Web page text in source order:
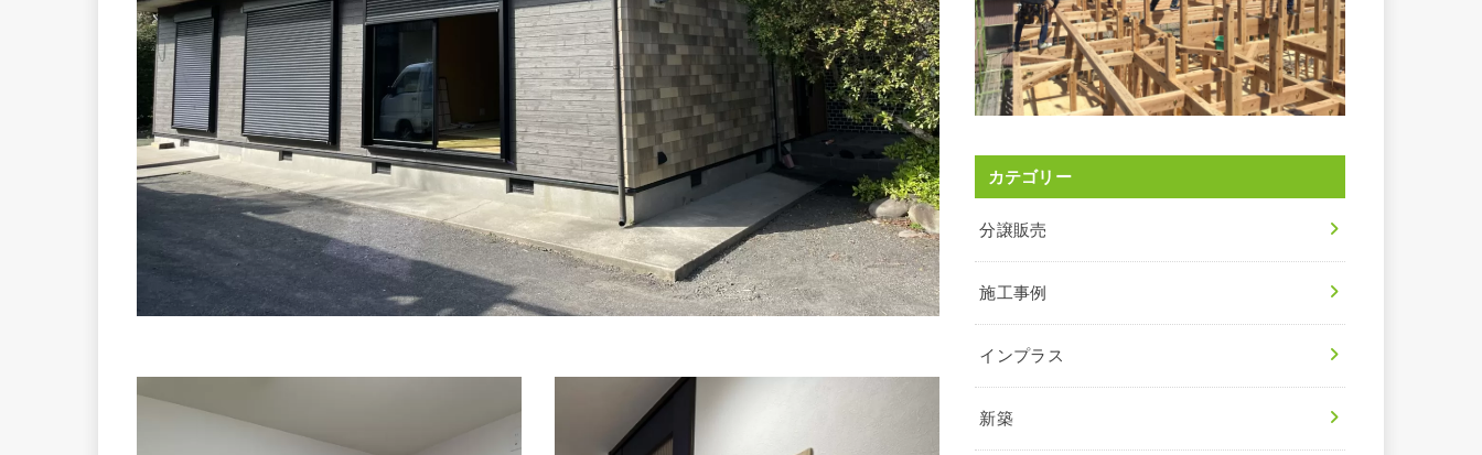
カテゴリー
分譲販売
施工事例
インプラス
新築